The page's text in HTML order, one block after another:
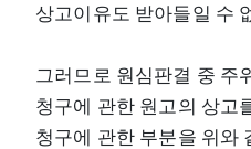
상고이유도 받아들일 수
그러므로 원심판결 중 주
청구에 관한 원고의 상고
청구에 관한 부분을 위와